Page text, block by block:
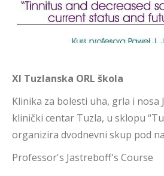
XI Tuzlanska ORL škola
Klinika za bolesti uha, grla i nosa
klinički centar Tuzla, u sklopu
organizira dvodnevni skup pod
Professor's Jastreboff's Course